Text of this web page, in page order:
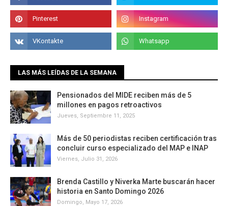
LAS MÁS LEÍDAS DE LA SEMANA
Pensionados del MIDE reciben más de 5
millones en pagos retroactivos
Jueves, Septiembre 11, 2025
Más de 50 periodistas reciben certificación tras
concluir curso especializado del MAP e INAP
Viernes, Julio 31, 2026
Brenda Castillo y Niverka Marte buscarán hacer
historia en Santo Domingo 2026
Domingo, Mayo 17, 2026